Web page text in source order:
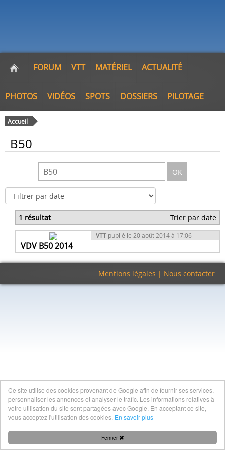
FORUM VTT MATÉRIEL ACTUALITÉ
PHOTOS VIDÉOS SPOTS DOSSIERS PILOTAGE
Accueil
B50
OK
1 résultat Trier par date
VTT publié le 20 août 2014 à 17:06
VDV B50 2014
Mentions légales | Nous contacter
Fermer
Ce site utilise des cookies provenant de Google afin de fournir ses services,
personnaliser les annonces et analyser le trafic. Les informations relatives à
votre utilisation du site sont partagées avec Google. En acceptant ce site,
vous acceptez l'utilisation des cookies. En savoir plus